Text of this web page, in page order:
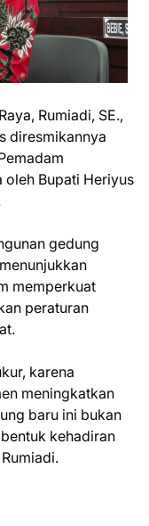
Rumiadi, SE.,
diresmikannya
oleh Bupati Heriyus
gedung
memperkuat
peraturan
karena
meningkatkan
baru ini bukan
kehadiran